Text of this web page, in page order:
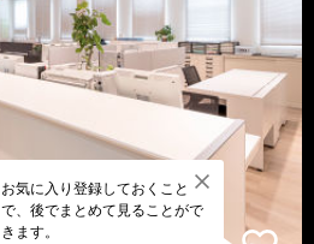
お気に入り登録しておくこと
で、後でまとめて見ることがで
きます。